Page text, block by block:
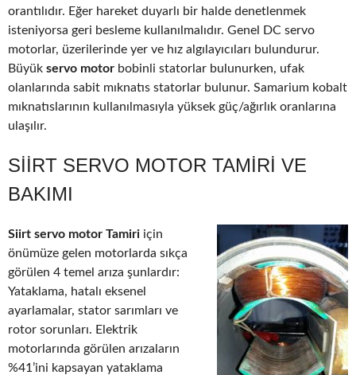
orantılıdır. Eğer hareket duyarlı bir halde denetlenmek
isteniyorsa geri besleme kullanılmalıdır. Genel DC servo
motorlar, üzerilerinde yer ve hız algılayıcıları bulundurur.
Büyük servo motor bobinli statorlar bulunurken, ufak
olanlarında sabit mıknatıs statorlar bulunur. Samarium kobalt
mıknatıslarının kullanılmasıyla yüksek güç/ağırlık oranlarına
ulaşılır.
SIIRT SERVO MOTOR TAMIRI VE
BAKIMI
Siirt servo motor Tamiri için
önümüze gelen motorlarda sıkça
görülen 4 temel arıza şunlardır:
Yataklama, hatalı eksenel
ayarlamalar, stator sarımları ve
rotor sorunları. Elektrik
motorlarında görülen arızaların
%41’ini kapsayan yataklama